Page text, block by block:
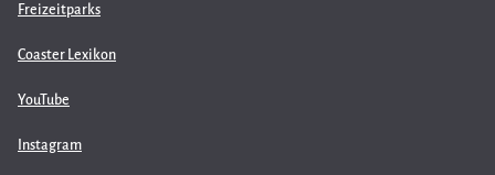
Freizeitparks
Coaster Lexikon
YouTube
Instagram